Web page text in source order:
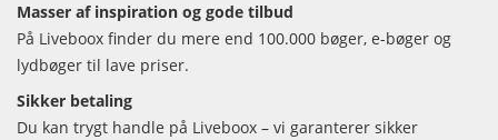
Masser af inspiration og gode tilbud
På Liveboox finder du mere end 100.000 bøger, e-bøger og
lydbøger til lave priser.
Sikker betaling
Du kan trygt handle på Liveboox – vi garanterer sikker